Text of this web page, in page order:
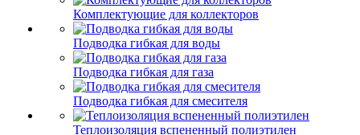
Комплектующие для коллекторов
Подводка гибкая для воды
Подводка гибкая для газа
Подводка гибкая для смесителя
Теплоизоляция вспененный полиэтилен